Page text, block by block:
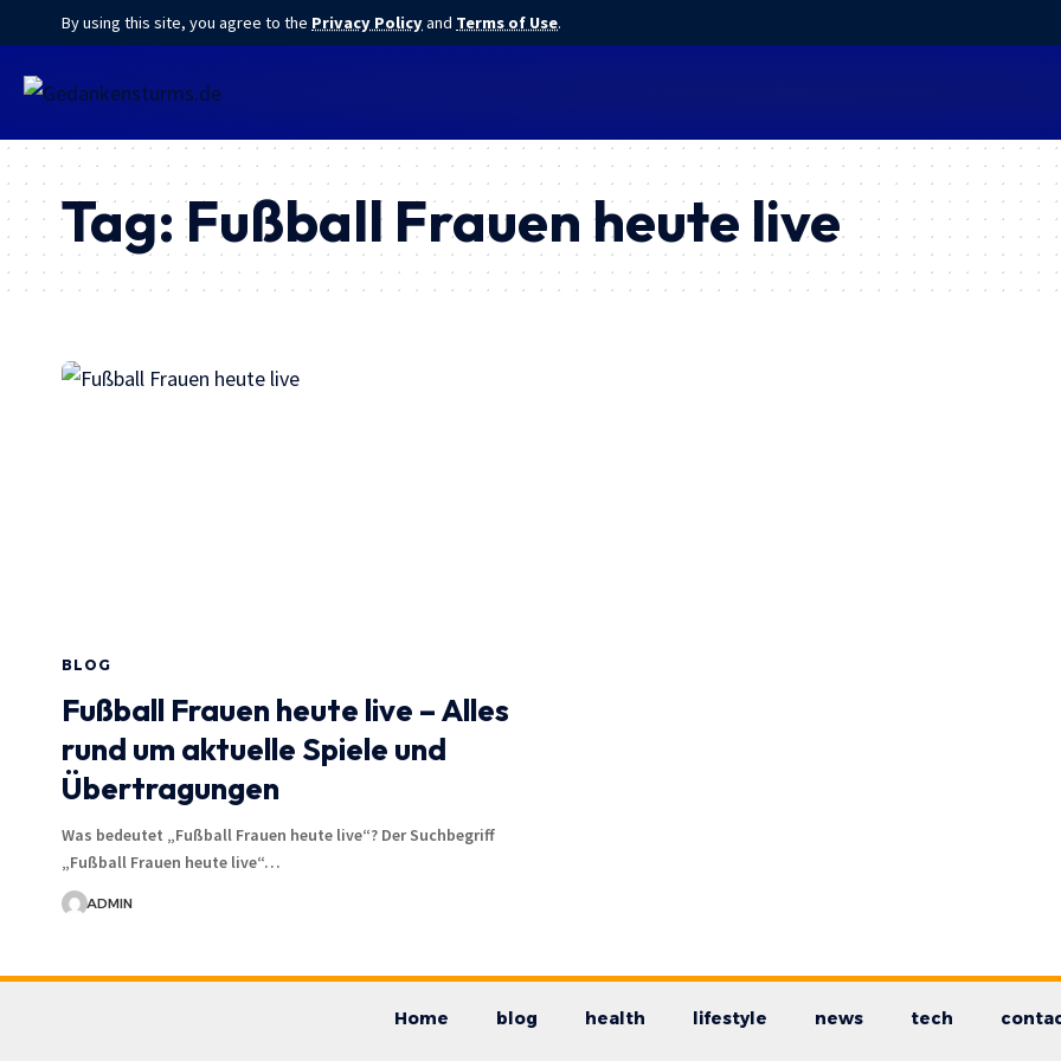
By using this site, you agree to the Privacy Policyand Terms of Use.
Tag:Fußball Frauen heute live
BLOG
Fußball Frauen heute live – Alles
rund um aktuelle Spiele und
Übertragungen
Was bedeutet „Fußball Frauen heute live“? Der Suchbegriff
„Fußball Frauen heute live“…
ADMIN
Home blog health lifestyle news tech